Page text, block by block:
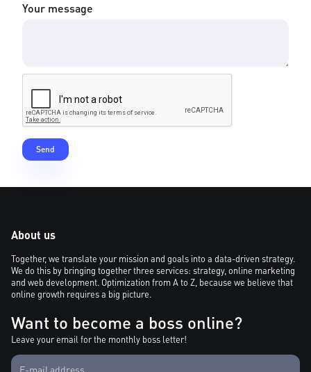
Your message
About us
Together, we translate your mission and goals into a data-driven strategy.
We do this by bringing together three services: strategy, online marketing
and web development. Optimization from A to Z, because we believe that
online growth requires a big picture.
Want to become a boss online?
Leave your email for the monthly boss letter!